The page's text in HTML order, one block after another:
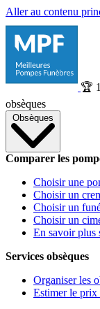
Aller au contenu
🏆 1
obsèques
Obsèques
Comparer les
Choisir une
Choisir un
Choisir un
Choisir un
En savoir plus
Services obsèques
Organiser les
Estimer le prix